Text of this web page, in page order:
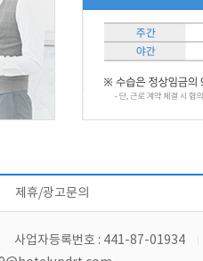
제휴/광고문의
사업자등록번호 : 441-87-01934